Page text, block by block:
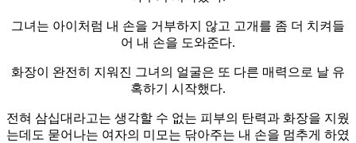
그녀는 아이처럼 내 손을 거부하지 않고 고개를 좀 더 치켜들
어 내 손을 도와준다.
화장이 완전히 지워진 그녀의 얼굴은 또 다른 매력으로 날 유
혹하기 시작했다.
전혀 삼십대라고는 생각할 수 없는 피부의 탄력과 화장을 지웠
는데도 묻어나는 여자의 미모는 닦아주는 내 손을 멈추게 하였